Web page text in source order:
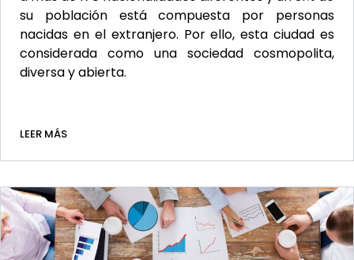
su población está compuesta por personas
nacidas en el extranjero. Por ello, esta ciudad es
considerada como una sociedad cosmopolita,
diversa y abierta.
LEER MÁS